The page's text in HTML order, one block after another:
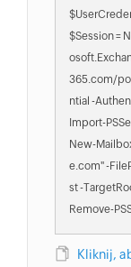
$Session =
365.com/
ntial -
Import-
New-
e.com" -
st -
Remove-
Kliknij,